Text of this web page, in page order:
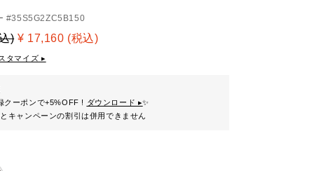
#35S5G2ZC5B150
) ¥ 17,160 (税込)
タマイズ ▸
クーポンで+5%OFF ! ダウンロード ▸✨
キャンペーンの割引は併用できません